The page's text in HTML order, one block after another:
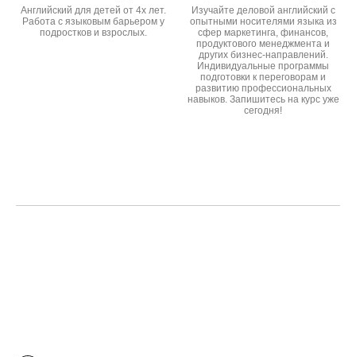
Английский для детей от 4х лет.
Работа с языковым барьером у
подростков и взрослых.
Изучайте деловой английский с
опытными носителями языка из
сфер маркетинга, финансов,
продуктового менеджмента и
других бизнес-направлений.
Индивидуальные программы
подготовки к переговорам и
развитию профессиональных
навыков. Запишитесь на курс уже
сегодня!